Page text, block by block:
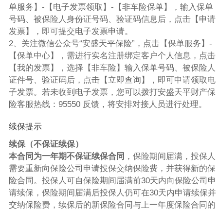
单服务】-【电子发票领取】-【非车险保单】，输入保单
号码、被保险人身份证号码、验证码信息后，点击【申请
发票】，即可提交电子发票申请。
2、关注微信公众号“安盛天平保险”，点击【保单服务】-
【保单中心】，需进行实名注册绑定客户个人信息，点击
【我的发票】，选择【非车险】输入保单号码、被保险人
证件号、验证码后，点击【立即查询】，即可申请领取电
子发票。若未收到电子发票，您可以拨打安盛天平财产保
险客服热线：95550 反馈，将安排对接人员进行处理。
续保提示
续保（不保证续保）
本合同为一年期不保证续保合同 ，保险期间届满，投保人
需要重新向保险公司申请投保交纳保险费，并获得新的保
险合同。投保人可自保险期间届满前30天内向保险公司申
请续保，保险期间届满后投保人仍可在30天内申请续保并
交纳保险费，续保后的新保险合同与上一年度保险合同的